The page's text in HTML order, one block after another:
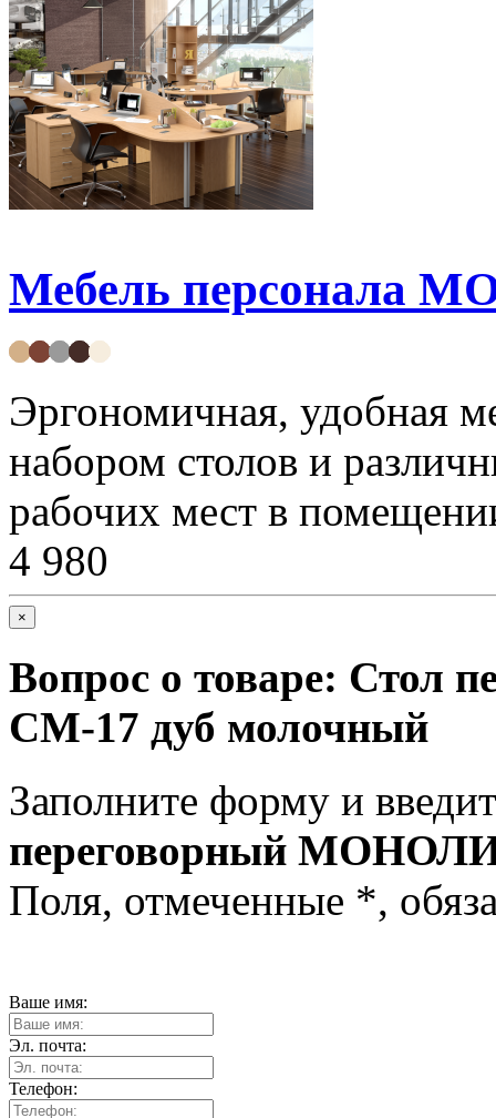
Мебель персонала
Эргономичная, удобная
набором столов и
рабочих мест в
4 980
×
Вопрос о товаре: Стол
СМ-17 дуб молочный
Заполните форму и
переговорный
Поля, отмеченные *,
Ваше имя:
Эл. почта:
Телефон: